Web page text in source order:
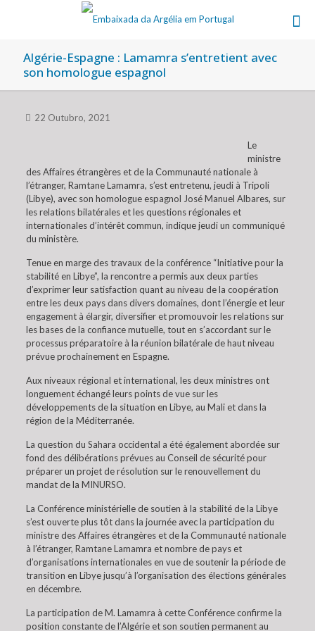
Algérie-Espagne : Lamamra s’entretient avec
son homologue espagnol
22 Outubro, 2021
Le
ministre
des Affaires étrangères et de la Communauté nationale à
l’étranger, Ramtane Lamamra, s’est entretenu, jeudi à Tripoli
(Libye), avec son homologue espagnol José Manuel Albares, sur
les relations bilatérales et les questions régionales et
internationales d’intérêt commun, indique jeudi un communiqué
du ministère.
Tenue en marge des travaux de la conférence “Initiative pour la
stabilité en Libye”, la rencontre a permis aux deux parties
d’exprimer leur satisfaction quant au niveau de la coopération
entre les deux pays dans divers domaines, dont l’énergie et leur
engagement à élargir, diversifier et promouvoir les relations sur
les bases de la confiance mutuelle, tout en s’accordant sur le
processus préparatoire à la réunion bilatérale de haut niveau
prévue prochainement en Espagne.
Aux niveaux régional et international, les deux ministres ont
longuement échangé leurs points de vue sur les
développements de la situation en Libye, au Mali et dans la
région de la Méditerranée.
La question du Sahara occidental a été également abordée sur
fond des délibérations prévues au Conseil de sécurité pour
préparer un projet de résolution sur le renouvellement du
mandat de la MINURSO.
La Conférence ministérielle de soutien à la stabilité de la Libye
s’est ouverte plus tôt dans la journée avec la participation du
ministre des Affaires étrangères et de la Communauté nationale
à l’étranger, Ramtane Lamamra et nombre de pays et
d’organisations internationales en vue de soutenir la période de
transition en Libye jusqu’à l’organisation des élections générales
en décembre.
La participation de M. Lamamra à cette Conférence confirme la
position constante de l’Algérie et son soutien permanent au